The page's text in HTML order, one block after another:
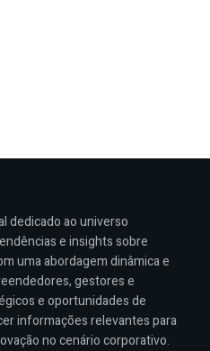
dedicado ao universo
e insights sobre
uma abordagem dinâmica e
gestores e
e oportunidades de
informações relevantes para
no cenário corporativo.